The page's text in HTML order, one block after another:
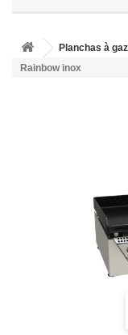
Planchas à gaz
Rainbow inox